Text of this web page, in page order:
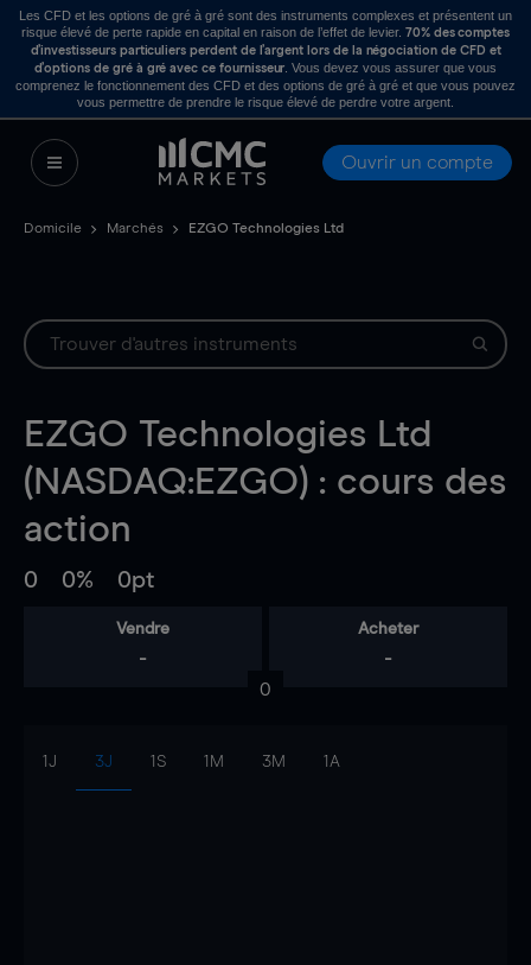
Les CFD et les options de gré à gré sont des instruments complexes et présentent un
risque élevé de perte rapide en capital en raison de l’effet de levier. 70% des comptes
d’investisseurs particuliers perdent de l’argent lors de la négociation de CFD et
d’options de gré à gré avec ce fournisseur . Vous devez vous assurer que vous
comprenez le fonctionnement des CFD et des options de gré à gré et que vous pouvez
vous permettre de prendre le risque élevé de perdre votre argent.
Ouvrir un compte
Domicile Marchés EZGO Technologies Ltd
EZGO Technologies Ltd
(NASDAQ:EZGO) : cours des
action
0 0% 0pt
Vendre
-
Acheter
-
0
1J 3J 1S 1M 3M 1A